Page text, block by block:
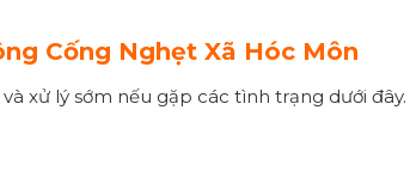
Cống Nghẹt Xã Hóc Môn
xử lý sớm nếu gặp các tình trạng dưới đây.